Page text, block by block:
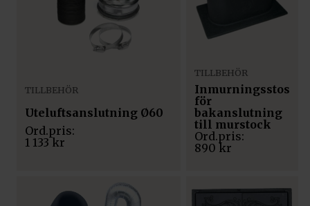
TILLBEHÖR
Uteluftsanslutning Ø60
1 133kr
TILLBEHÖR
Inmurningsstos
för
bakanslutning
till murstock
890 kr